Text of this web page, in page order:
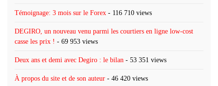
Témoignage: 3 mois sur le Forex - 116 710 views
DEGIRO, un nouveau venu parmi les courtiers en ligne low-cost
casse les prix ! - 69 953 views
Deux ans et demi avec Degiro : le bilan - 53 351 views
À propos du site et de son auteur - 46 420 views